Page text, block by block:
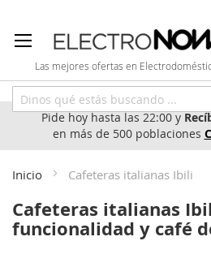
al
contenido
Las mejores ofertas en
Pide hoy hasta las 22:00 y
en más de 500 poblaciones
Inicio Cafeteras italianas Ibili
Cafeteras italianas
funcionalidad y café